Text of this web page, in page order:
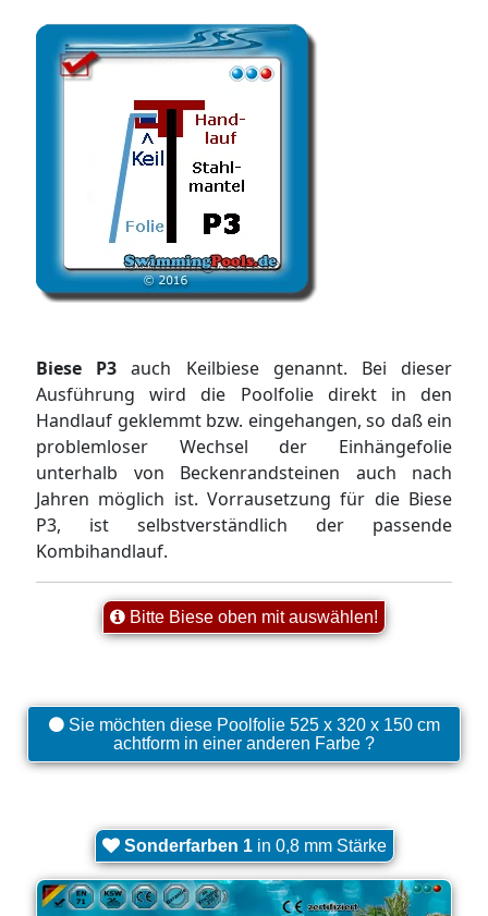
Biese P3 auch Keilbiese genannt. Bei dieser
Ausführung wird die Poolfolie direkt in den
Handlauf geklemmt bzw. eingehangen, so daß ein
problemloser Wechsel der Einhängefolie
unterhalb von Beckenrandsteinen auch nach
Jahren möglich ist. Vorrausetzung für die Biese
P3, ist selbstverständlich der passende
Kombihandlauf.
Bitte Biese oben mit auswählen!
Sie möchten diese Poolfolie 525 x 320 x 150 cm
achtform in einer anderen Farbe ?
Sonderfarben 1in 0,8 mm Stärke